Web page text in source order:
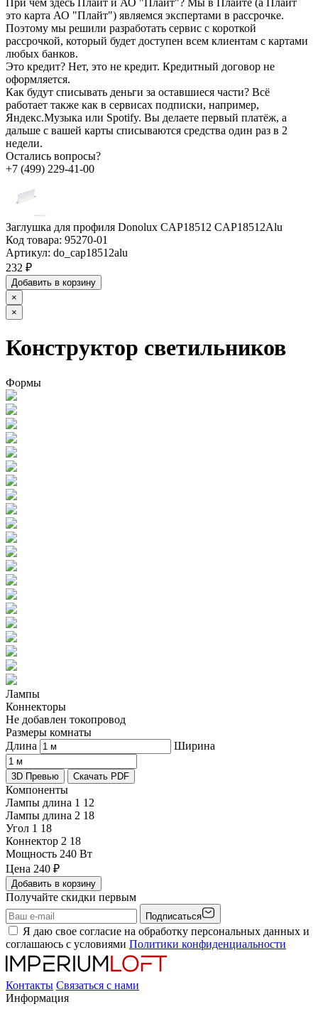
При чём здесь Плайт и АО "Плайт"? Мы в Плайте (а Плайт
это карта АО "Плайт") являемся экспертами в рассрочке.
Поэтому мы решили разработать сервис с короткой
рассрочкой, который будет доступен всем клиентам с картами
любых банков.
Это кредит? Нет, это не кредит. Кредитный договор не
оформляется.
Как будут списывать деньги за оставшиеся части? Всё
работает также как в сервисах подписки, например,
Яндекс.Музыка или Spotify. Вы делаете первый платёж, а
дальше с вашей карты списываются средства один раз в 2
недели.
Остались вопросы?
+7 (499) 229-41-00
Заглушка для профиля Donolux CAP18512 CAP18512Alu
Код товара: 95270-01
Артикул: do_cap18512alu
232 ₽
Добавить в корзину
×
×
Конструктор светильников
Формы
Лампы
Коннекторы
Не добавлен токопровод
Размеры комнаты
Длина
Ширина
3D Превью Скачать PDF
Компоненты
Лампы длина 1 12
Лампы длина 2 18
Угол 1 18
Коннектор 2 18
Мощность 240 Вт
Цена 240 ₽
Добавить в корзину
Получайте скидки первым
Подписаться
Я даю свое согласие на обработку персональных данных и
соглашаюсь с условиями Политики конфиденциальности
Контакты Связаться с нами
Информация